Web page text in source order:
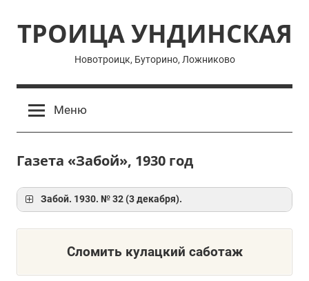
содержимому
ТРОИЦА УНДИНСКАЯ
Новотроицк, Буторино, Ложниково
Меню
Газета «Забой», 1930 год
Забой. 1930. № 32 (3 декабря).
Сломить кулацкий саботаж